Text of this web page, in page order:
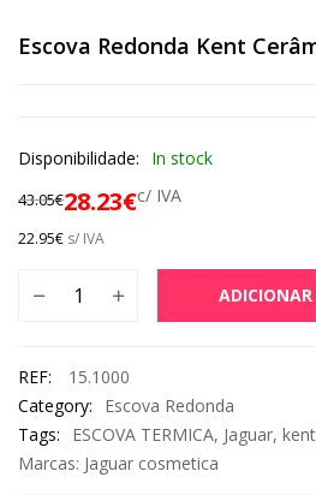
Escova Redonda Kent
Disponibilidade: In stock
43.05€28.23€c/ IVA
22.95€ s/ IVA
ADICIONAR
REF:
15.1000
Category:
Escova Redonda
Tags:
ESCOVA TERMICA, Jaguar, kent
Marcas: Jaguar cosmetica